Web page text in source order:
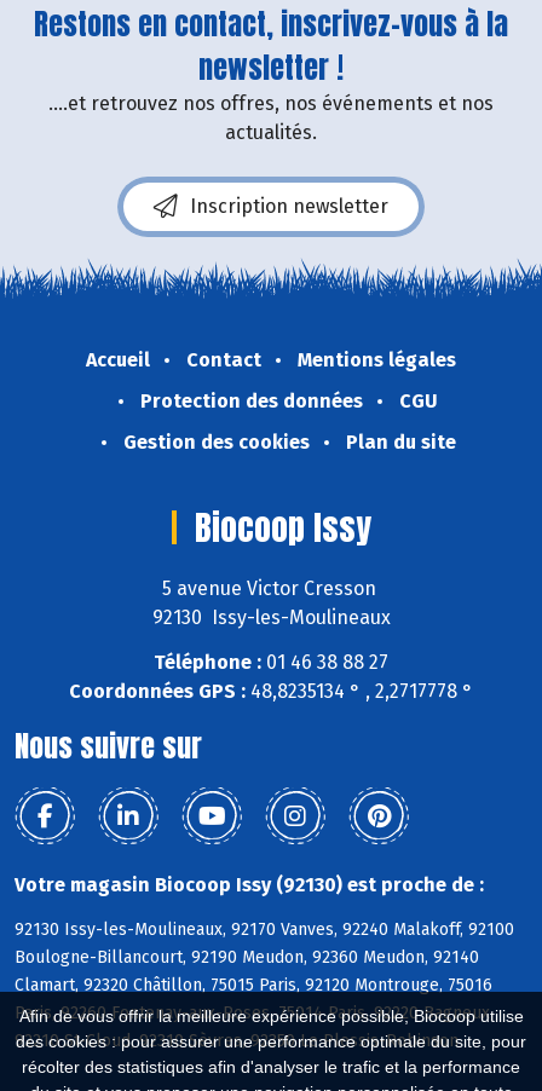
Afin de vous offrir la meilleure expérience possible, Biocoop utilise
des cookies : pour assurer une performance optimale du site, pour
récolter des statistiques afin d'analyser le trafic et la performance
Restons en contact, inscrivez-vous à la
newsletter !
....et retrouvez nos offres, nos événements et nos
actualités.
Inscription newsletter
Accueil Contact
Mentions légales
Protection des données
CGU
Gestion des cookies
Plan du site
Biocoop Issy
5 avenue Victor Cresson
92130 Issy-les-Moulineaux
Téléphone : 01 46 38 88 27
Coordonnées GPS : 48,8235134 ° , 2,2717778 °
Nous suivre sur
Votre magasin Biocoop Issy (92130) est proche de :
92130 Issy-les-Moulineaux, 92170 Vanves, 92240 Malakoff, 92100
Boulogne-Billancourt, 92190 Meudon, 92360 Meudon, 92140
Clamart, 92320 Châtillon, 75015 Paris, 92120 Montrouge, 75016
Paris, 92260 Fontenay-aux-Roses, 75014 Paris, 92220 Bagneux,
92210 St-Cloud, 92310 Sèvres, 92350 Le Plessis-Robinson